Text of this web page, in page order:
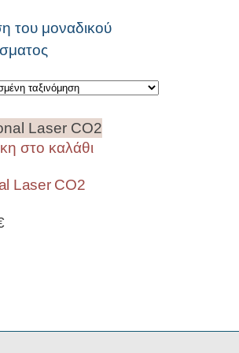
του μοναδικού
στο καλάθι
Laser CO2